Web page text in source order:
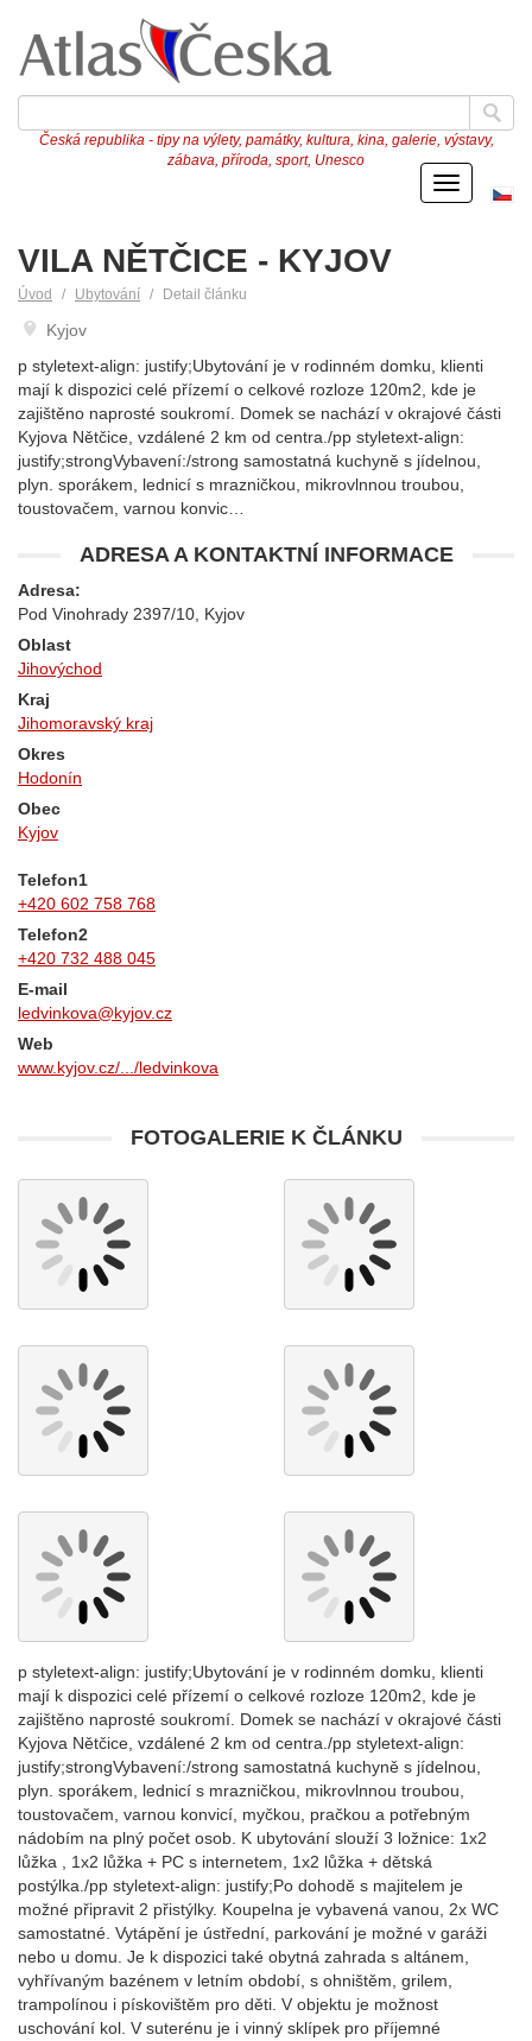
Česká republika - tipy na výlety, památky, kultura, kina, galerie, výstavy,
zábava, příroda, sport, Unesco
Menu
VILA NĚTČICE - KYJOV
Úvod Ubytování Detail článku
Kyjov
p styletext-align: justify;Ubytování je v rodinném domku, klienti
mají k dispozici celé přízemí o celkové rozloze 120m2, kde je
zajištěno naprosté soukromí. Domek se nachází v okrajové části
Kyjova Nětčice, vzdálené 2 km od centra./pp styletext-align:
justify;strongVybavení:/strong samostatná kuchyně s jídelnou,
plyn. sporákem, lednicí s mrazničkou, mikrovlnnou troubou,
toustovačem, varnou konvic…
ADRESA A KONTAKTNÍ INFORMACE
Adresa:
Pod Vinohrady 2397/10, Kyjov
Oblast
Jihovýchod
Kraj
Jihomoravský kraj
Okres
Hodonín
Obec
Kyjov
Telefon1
+420 602 758 768
Telefon2
+420 732 488 045
E-mail
ledvinkova@kyjov.cz
Web
www.kyjov.cz/.../ledvinkova
FOTOGALERIE K ČLÁNKU
p styletext-align: justify;Ubytování je v rodinném domku, klienti
mají k dispozici celé přízemí o celkové rozloze 120m2, kde je
zajištěno naprosté soukromí. Domek se nachází v okrajové části
Kyjova Nětčice, vzdálené 2 km od centra./pp styletext-align:
justify;strongVybavení:/strong samostatná kuchyně s jídelnou,
plyn. sporákem, lednicí s mrazničkou, mikrovlnnou troubou,
toustovačem, varnou konvicí, myčkou, pračkou a potřebným
nádobím na plný počet osob. K ubytování slouží 3 ložnice: 1x2
lůžka , 1x2 lůžka + PC s internetem, 1x2 lůžka + dětská
postýlka./pp styletext-align: justify;Po dohodě s majitelem je
možné připravit 2 přistýlky. Koupelna je vybavená vanou, 2x WC
samostatné. Vytápění je ústřední, parkování je možné v garáži
nebo u domu. Je k dispozici také obytná zahrada s altánem,
vyhřívaným bazénem v letním období, s ohništěm, grilem,
trampolínou i pískovištěm pro děti. V objektu je možnost
uschování kol. V suterénu je i vinný sklípek pro příjemné